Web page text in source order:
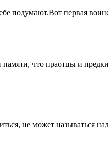
подумают.Вот первая
памяти, что праотцы и
не может называться